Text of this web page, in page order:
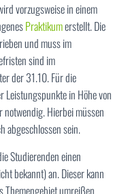
S
E
N
vorzugsweise in einem
Praktikumerstellt. Die
und muss im
sind im
der 31.10. Für die
Leistungspunkte in Höhe von
Hierbei müssen
abgeschlossen sein.
Studierenden einen
bekannt) an. Dieser kann
Themengebiet umreißen.